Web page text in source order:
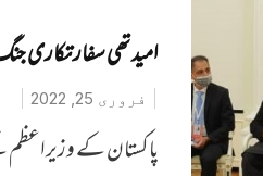
امید تھی
فروری 25, 2022
پاکستان کے وزیراعظم